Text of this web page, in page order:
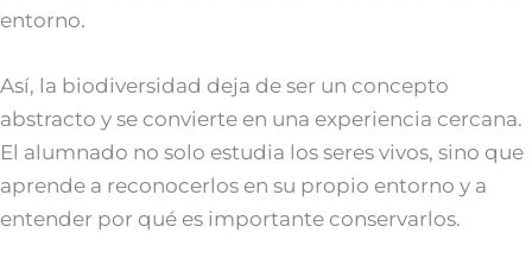
entorno.
Así, la biodiversidad deja de ser un concepto
abstracto y se convierte en una experiencia cercana.
El alumnado no solo estudia los seres vivos, sino que
aprende a reconocerlos en su propio entorno y a
entender por qué es importante conservarlos.